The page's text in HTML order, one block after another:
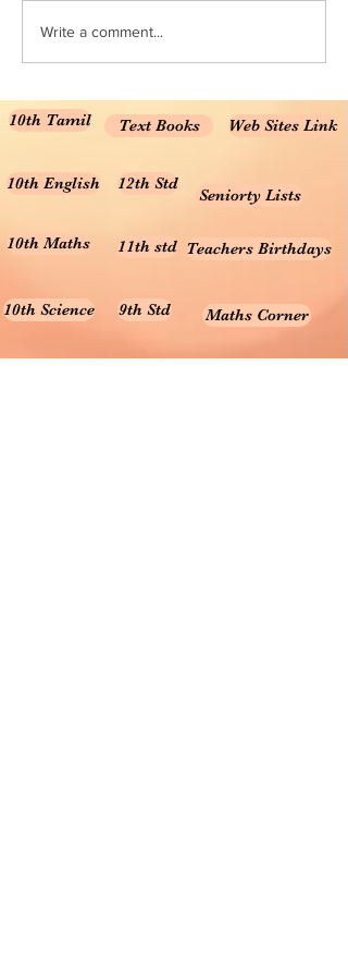
Write a comment...
10th Tamil Text Books Web Sites Link
10th English 12th Std
Seniorty Lists
10th Maths 11th std Teachers Birthdays
10th Science 9th Std Maths Corner